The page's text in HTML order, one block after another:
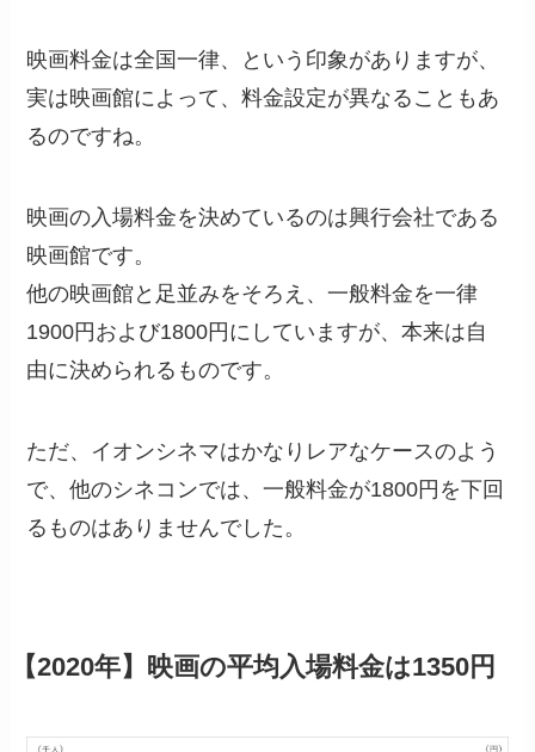
映画料金は全国一律、という印象がありますが、
実は映画館によって、料金設定が異なることもあ
るのですね。
映画の入場料金を決めているのは興行会社である
映画館です。
他の映画館と足並みをそろえ、一般料金を一律
1900円および1800円にしていますが、本来は自
由に決められるものです。
ただ、イオンシネマはかなりレアなケースのよう
で、他のシネコンでは、一般料金が1800円を下回
るものはありませんでした。
【2020年】映画の平均入場料金は1350円